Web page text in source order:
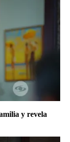
y revela